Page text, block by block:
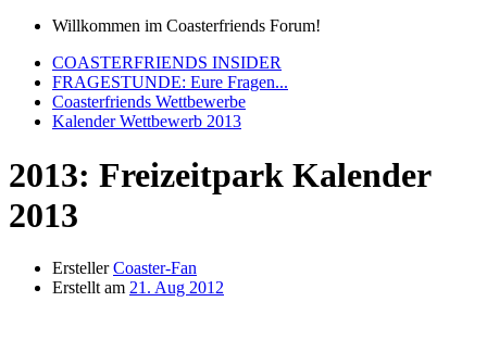
Willkommen im Coasterfriends Forum!
COASTERFRIENDS INSIDER
FRAGESTUNDE: Eure Fragen...
Coasterfriends Wettbewerbe
Kalender Wettbewerb 2013
2013: Freizeitpark Kalender
2013
Ersteller Coaster-Fan
Erstellt am 21. Aug 2012